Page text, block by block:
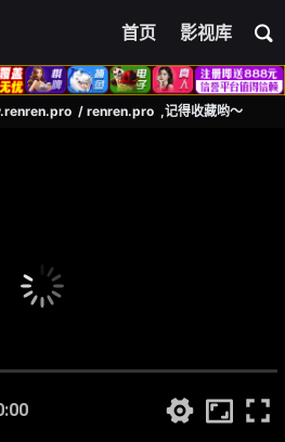
首页 影视库
/ renren.pro ,记得收藏哟～